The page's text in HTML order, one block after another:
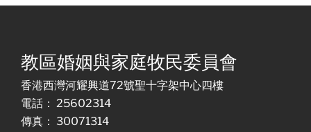
教區婚姻與家庭牧民委員會
香港西灣河耀興道72號聖十字架中心四樓
電話： 25602314
傳真： 30071314